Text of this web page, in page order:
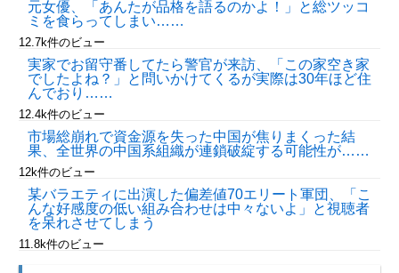
元女優、「あんたが品格を語るのかよ！」と総ツッコ
ミを食らってしまい……
12.7k件のビュー
実家でお留守番してたら警官が来訪、「この家空き家
でしたよね？」と問いかけてくるが実際は30年ほど住
んでおり……
12.4k件のビュー
市場総崩れで資金源を失った中国が焦りまくった結
果、全世界の中国系組織が連鎖破綻する可能性が……
12k件のビュー
某バラエティに出演した偏差値70エリート軍団、「こ
んな好感度の低い組み合わせは中々ないよ」と視聴者
を呆れさせてしまう
11.8k件のビュー